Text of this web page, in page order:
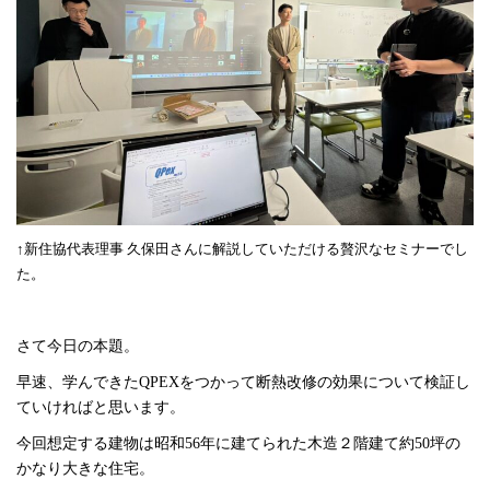
↑新住協代表理事 久保田さんに解説していただける贅沢なセミナーでし
た。
さて今日の本題。
早速、学んできたQPEXをつかって断熱改修の効果について検証し
ていければと思います。
今回想定する建物は昭和56年に建てられた木造２階建て約50坪の
かなり大きな住宅。